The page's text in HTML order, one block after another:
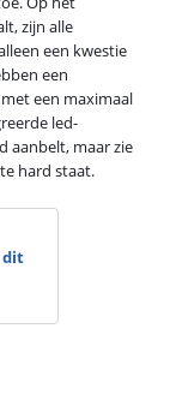
zijn alle
een kwestie
een
een maximaal
led-
aanbelt, maar zie
hard staat.
dit